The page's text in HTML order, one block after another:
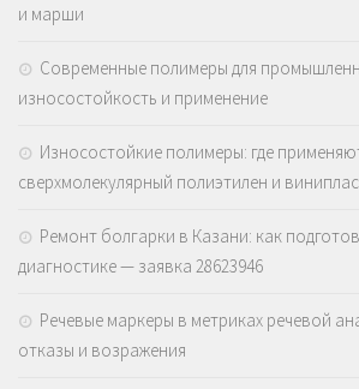
и марши
Современные полимеры для
износостойкость и применение
Износостойкие полимеры: где
сверхмолекулярный полиэтилен и
Ремонт болгарки в Казани: как
диагностике — заявка 28623946
Речевые маркеры в метриках речевой
отказы и возражения